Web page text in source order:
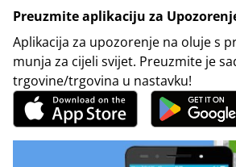
Preuzmite aplikaciju za
Aplikacija za upozorenje na oluje s
munja za cijeli svijet. Preuzmite je
trgovine/trgovina u nastavku!